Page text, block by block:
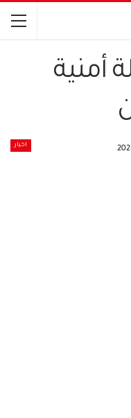
أمنية
اخبار